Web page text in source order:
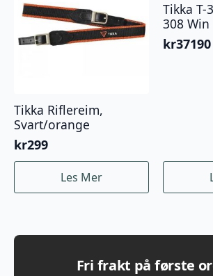
Tikka Riflereim,
Svart/orange
kr299
Les Mer
Tikka T-
308 Win
kr37190
Fri frakt på første